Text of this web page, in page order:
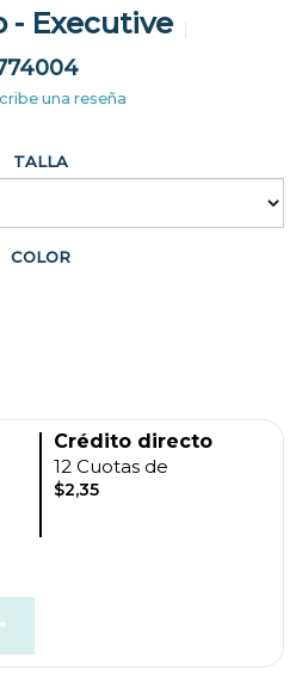
- Executive
una reseña
TALLA
COLOR
Crédito directo
12 Cuotas de
$2,35